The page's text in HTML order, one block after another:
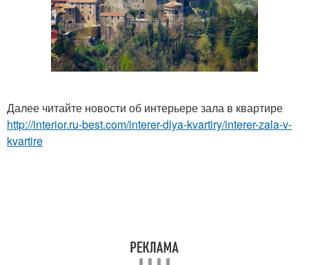
Далее читайте новости об интерьере зала в квартире
http://interior.ru-best.com/interer-dlya-kvartiry/interer-zala-v-
kvartire